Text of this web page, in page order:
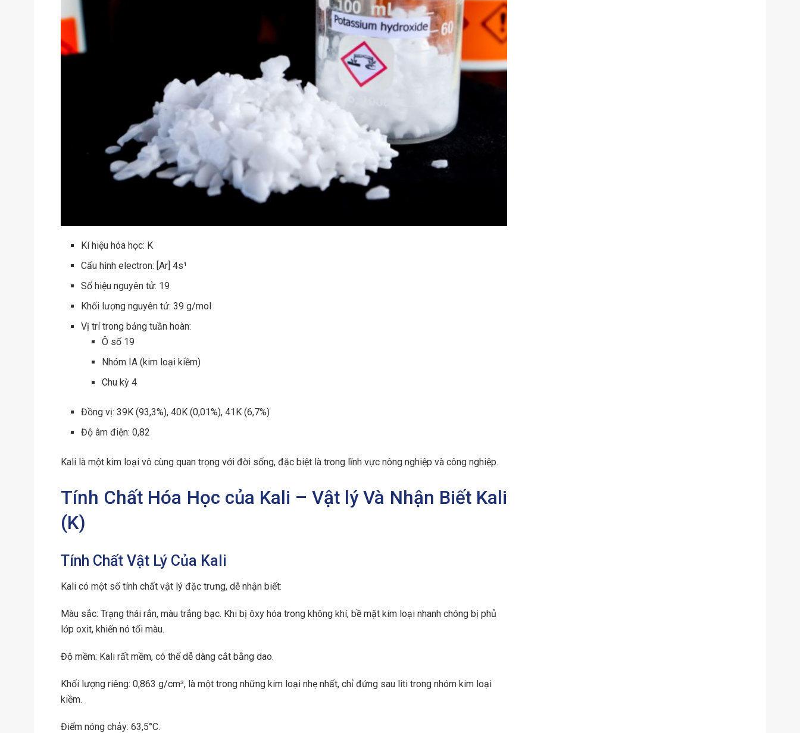
Kí hiệu hóa học: K
Cấu hình electron: [Ar] 4s¹
Số hiệu nguyên tử: 19
Khối lượng nguyên tử: 39 g/mol
Vị trí trong bảng tuần hoàn:
Ô số 19
Nhóm IA (kim loại kiềm)
Chu kỳ 4
Đồng vị: 39K (93,3%), 40K (0,01%), 41K (6,7%)
Độ âm điện: 0,82
Kali là một kim loại vô cùng quan trọng với đời sống, đặc biệt là trong lĩnh vực nông nghiệp và công nghiệp.
Tính Chất Hóa Học của Kali – Vật lý Và Nhận Biết Kali
(K)
Tính Chất Vật Lý Của Kali
Kali có một số tính chất vật lý đặc trưng, dễ nhận biết:
Màu sắc: Trạng thái rắn, màu trắng bạc. Khi bị ôxy hóa trong không khí, bề mặt kim loại nhanh chóng bị phủ
lớp oxit, khiến nó tối màu.
Độ mềm: Kali rất mềm, có thể dễ dàng cắt bằng dao.
Khối lượng riêng: 0,863 g/cm³, là một trong những kim loại nhẹ nhất, chỉ đứng sau liti trong nhóm kim loại
kiềm.
Điểm nóng chảy: 63,5°C.